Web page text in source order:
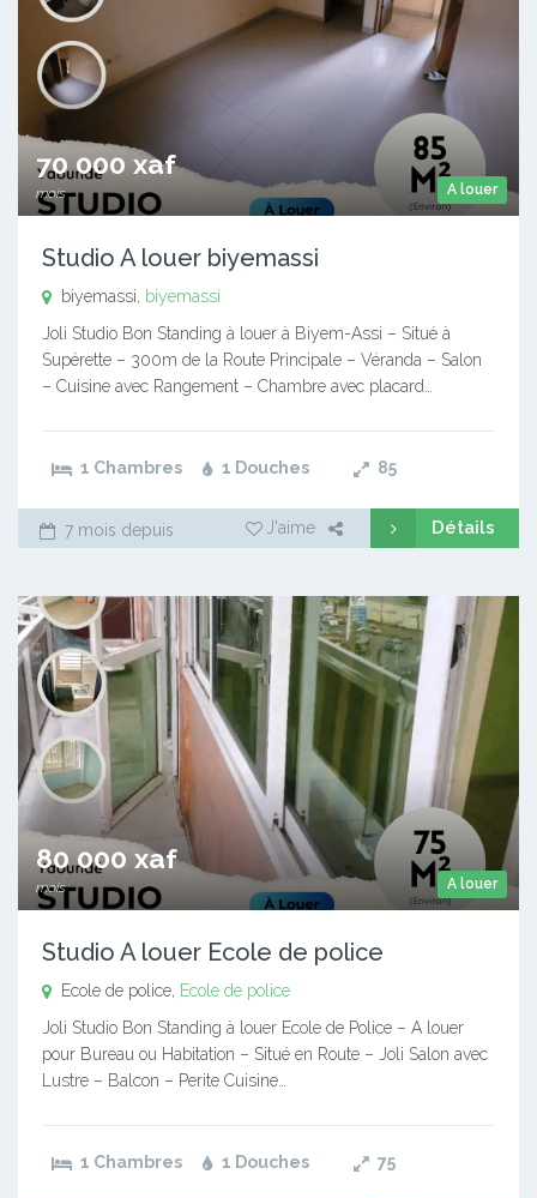
A louer
70 000 xaf
mois
Studio A louer biyemassi
biyemassi,
biyemassi
Joli Studio Bon Standing à louer à Biyem-Assi – Situé à
Supérette – 300m de la Route Principale – Véranda – Salon
– Cuisine avec Rangement – Chambre avec placard…
1 Chambres 1 Douches 85
7 mois depuis J'aime Détails
A louer
80 000 xaf
mois
Studio A louer Ecole de police
Ecole de police, Ecole de police
Joli Studio Bon Standing à louer Ecole de Police – A louer
pour Bureau ou Habitation – Situé en Route – Joli Salon avec
Lustre – Balcon – Perite Cuisine…
1 Chambres 1 Douches 75